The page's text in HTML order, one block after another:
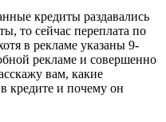
кредиты раздавались
то сейчас переплата по
в рекламе указаны 9-
рекламе и совершенно
вам, какие
кредите и почему он